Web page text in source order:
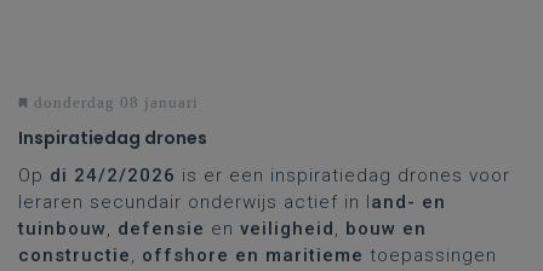
donderdag 08 januari
Inspiratiedag drones
Op di 24/2/2026 is er een inspiratiedag drones voor
leraren secundair onderwijs actief in land- en
tuinbouw, defensie en veiligheid, bouw en
constructie, offshore en maritieme toepassingen